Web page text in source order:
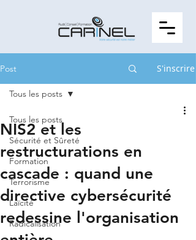
Post S'inscrire
Tous les posts
Sécurité et Sûreté
Formation
Terrorisme
Laïcité
Radicalisation
Tous les posts
NIS2 et les
restructurations en
cascade : quand une
directive cybersécurité
redessine l'organisation